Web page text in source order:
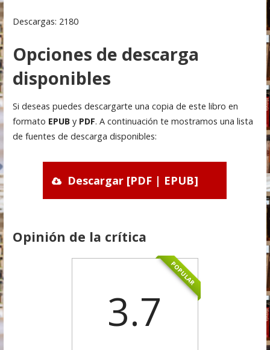
Descargas: 2180
Opciones de descarga
disponibles
Si deseas puedes descargarte una copia de este libro en
formato EPUBy PDF. A continuación te mostramos una lista
de fuentes de descarga disponibles:
Descargar [PDF | EPUB]
Opinión de la crítica
POPULAR
3.7